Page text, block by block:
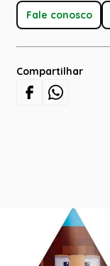
Fale conosco
Compartilhar